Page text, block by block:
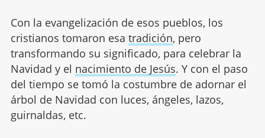
Con la evangelización de esos pueblos, los
cristianos tomaron esa tradición, pero
transformando su significado, para celebrar la
Navidad y el nacimiento de Jesús. Y con el paso
del tiempo se tomó la costumbre de adornar el
árbol de Navidad con luces, ángeles, lazos,
guirnaldas, etc.